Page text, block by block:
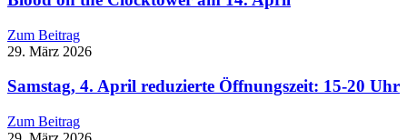
Zum Beitrag
29. März 2026
Samstag, 4. April reduzierte Öffnungszeit: 15-20 Uhr
Zum Beitrag